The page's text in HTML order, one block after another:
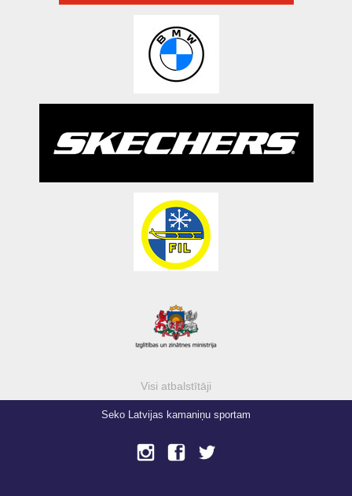
Visi atbalstītāji
Seko Latvijas kamaniņu sportam